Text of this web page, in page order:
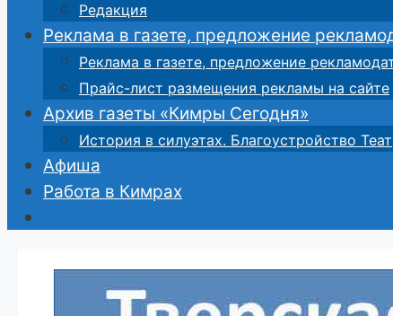
Редакция
Реклама в газете, предложение
Реклама в газете, предложение
Прайс-лист размещения рекламы на сайте
Архив газеты «Кимры Сегодня»
История в силуэтах. Благоустройство
Афиша
Работа в Кимрах